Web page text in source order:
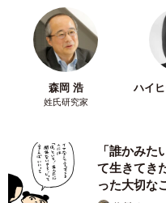
ごとに高くなる塾の費用
森岡 浩
姓氏研究家
ハイ
「誰かみ
て生きてき
った大切な